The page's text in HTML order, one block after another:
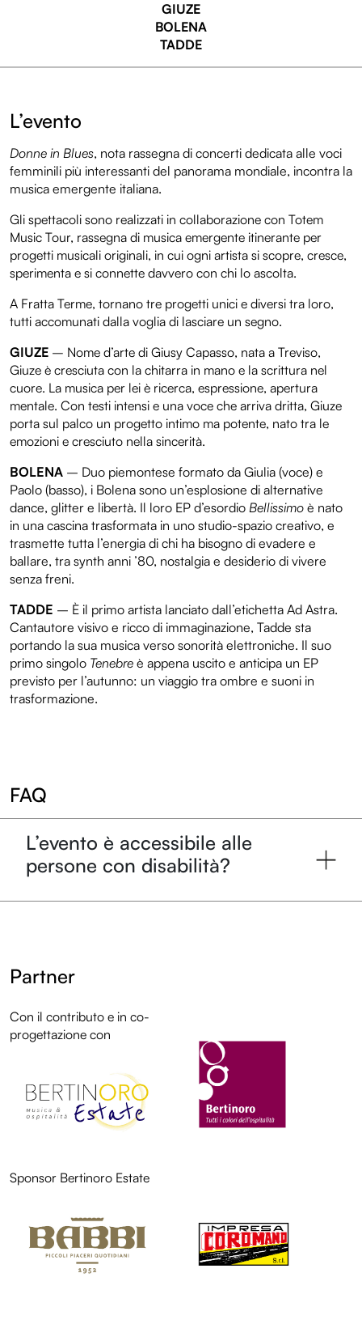
GIUZE
BOLENA
TADDE
L’evento
Donne in Blues, nota rassegna di concerti dedicata alle voci
femminili più interessanti del panorama mondiale, incontra la
musica emergente italiana.
Gli spettacoli sono realizzati in collaborazione con Totem
Music Tour, rassegna di musica emergente itinerante per
progetti musicali originali, in cui ogni artista si scopre, cresce,
sperimenta e si connette davvero con chi lo ascolta.
A Fratta Terme, tornano tre progetti unici e diversi tra loro,
tutti accomunati dalla voglia di lasciare un segno.
GIUZE – Nome d’arte di Giusy Capasso, nata a Treviso,
Giuze è cresciuta con la chitarra in mano e la scrittura nel
cuore. La musica per lei è ricerca, espressione, apertura
mentale. Con testi intensi e una voce che arriva dritta, Giuze
porta sul palco un progetto intimo ma potente, nato tra le
emozioni e cresciuto nella sincerità.
BOLENA – Duo piemontese formato da Giulia (voce) e
Paolo (basso), i Bolena sono un’esplosione di alternative
dance, glitter e libertà. Il loro EP d’esordio Bellissimo è nato
in una cascina trasformata in uno studio-spazio creativo, e
trasmette tutta l’energia di chi ha bisogno di evadere e
ballare, tra synth anni ’80, nostalgia e desiderio di vivere
senza freni.
TADDE – È il primo artista lanciato dall’etichetta Ad Astra.
Cantautore visivo e ricco di immaginazione, Tadde sta
portando la sua musica verso sonorità elettroniche. Il suo
primo singolo Tenebre è appena uscito e anticipa un EP
previsto per l’autunno: un viaggio tra ombre e suoni in
trasformazione.
FAQ
L’evento è accessibile alle
persone con disabilità?
Partner
Con il contributo e in co-
progettazione con
Sponsor Bertinoro Estate